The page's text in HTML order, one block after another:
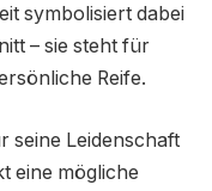
symbolisiert dabei
– sie steht für
Reife.
seine Leidenschaft
eine mögliche